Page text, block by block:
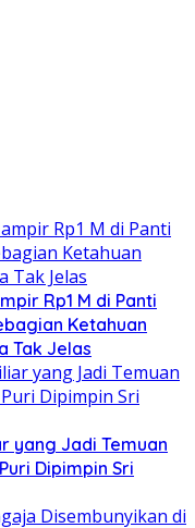
Rp1 M di Panti
Ketahuan
Tak Jelas
yang Jadi Temuan
Dipimpin Sri